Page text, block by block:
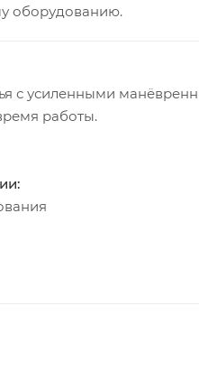
оборудованию.
с усиленными
работы.